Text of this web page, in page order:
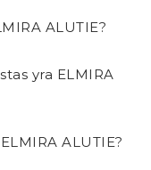
ALUTIE?
yra ELMIRA
ALUTIE?